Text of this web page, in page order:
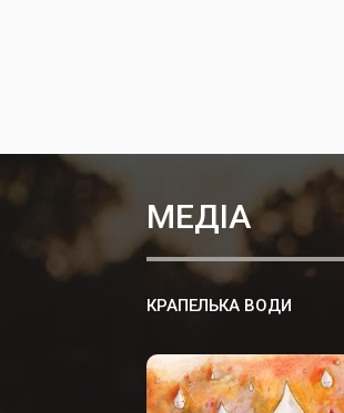
МЕДІА
КРАПЕЛЬКА ВОДИ